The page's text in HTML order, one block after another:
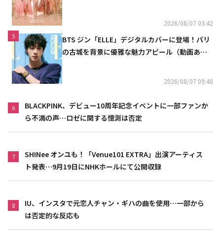
2026/08/07 03:42
5
BTS ジン「ELLE」デジタルカバーに登場！パリ
の古城を背景に優雅な魅力アピール（動画あ
2026/08/07 09:48
6
BLACKPINK、デビュー10周年記念イベントに一部ファンか
ら不満の声…ロゼに関する憶測は否定
7
SHINee オンユも！「Venue101 EXTRA」出演アーティス
ト発表…9月19日にNHKホールにて公開収録
8
IU、インスタで元恋人チャン・ギハの曲を使用…一部から
は否定的な反応も